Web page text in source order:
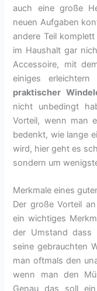
auch eine große
neuen Aufgaben
andere Teil
im Haushalt gar
Accessoire, mit
einiges
praktischer
nicht unbedingt
Vorteil, wenn man
bedenkt, wie lange
wird, hier geht es
sondern um
Merkmale eines
Der große Vorteil
ein wichtiges
der Umstand
seine gebrauchten
man oftmals den
wenn man den
Genau das soll ein